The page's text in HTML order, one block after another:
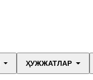
ҲУЖЖАТЛАР